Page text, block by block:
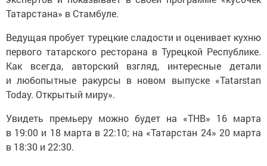
Татарстана» в Стамбуле.
Ведущая пробует турецкие сладости и оценивает кухню
первого татарского ресторана в Турецкой Республике.
Как всегда, авторский взгляд, интересные детали
и любопытные ракурсы в новом выпуске «Tatarstan
Today. Открытый миру».
Увидеть премьеру можно будет на «ТНВ» 16 марта
в 19:00 и 18 марта в 22:10; на «Татарстан 24» 20 марта
в 18:30 и 22:30.